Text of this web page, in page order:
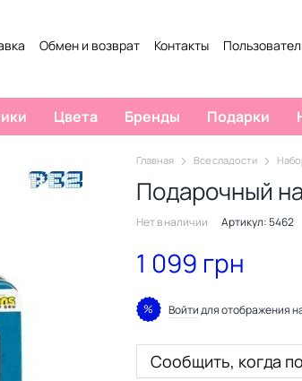
Обмен и возврат Контакты
Цвета Бренды Подарки
Главная Все сладости
Подарочный
Нет в наличии Артикул: 5462
1 099 грн
% Войтидля отображения
Сообщить, когда